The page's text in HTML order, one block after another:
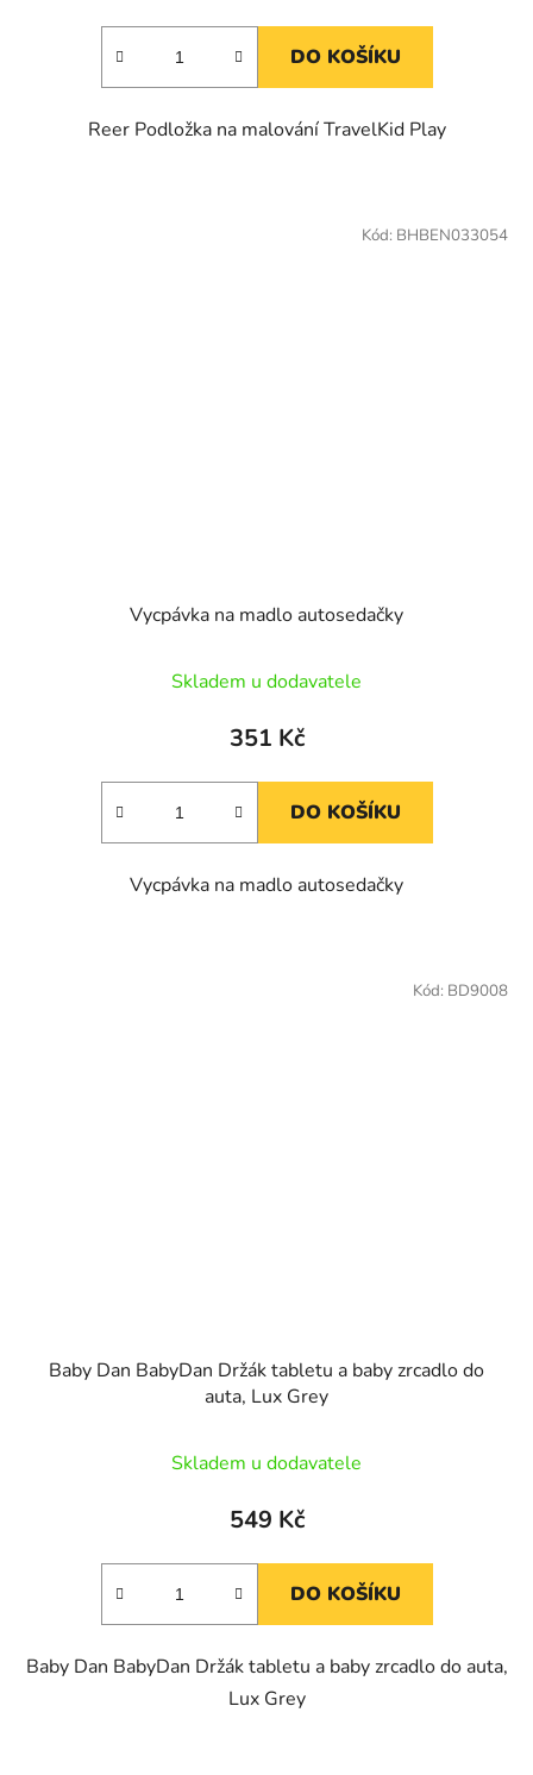
DO KOŠÍKU
Reer Podložka na malování TravelKid Play
Vycpávka na madlo autosedačky
Skladem u dodavatele
351 Kč
DO KOŠÍKU
Vycpávka na madlo autosedačky
Kód: BHBEN033054
Baby Dan BabyDan Držák tabletu a baby zrcadlo do
auta, Lux Grey
Skladem u dodavatele
549 Kč
DO KOŠÍKU
Baby Dan BabyDan Držák tabletu a baby zrcadlo do auta,
Lux Grey
Kód: BD9008